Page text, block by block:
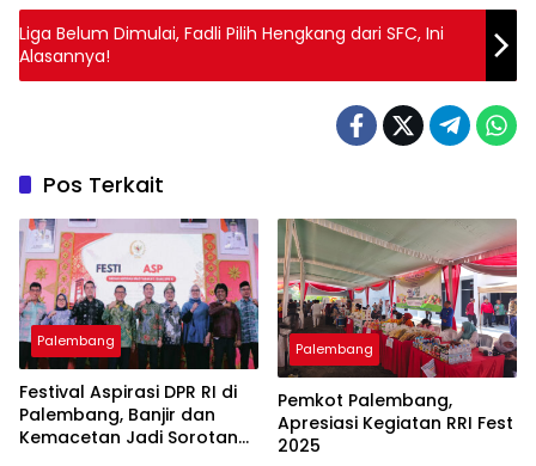
Liga Belum Dimulai, Fadli Pilih Hengkang dari SFC, Ini
Alasannya!
Pos Terkait
Palembang
Festival Aspirasi DPR RI di
Palembang, Banjir dan
Kemacetan Jadi Sorotan
Palembang
Pemkot Palembang,
Apresiasi Kegiatan RRI Fest
2025